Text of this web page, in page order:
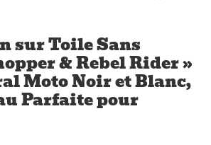
sur Toile Sans
& Rebel Rider »
Moto Noir et Blanc,
Parfaite pour